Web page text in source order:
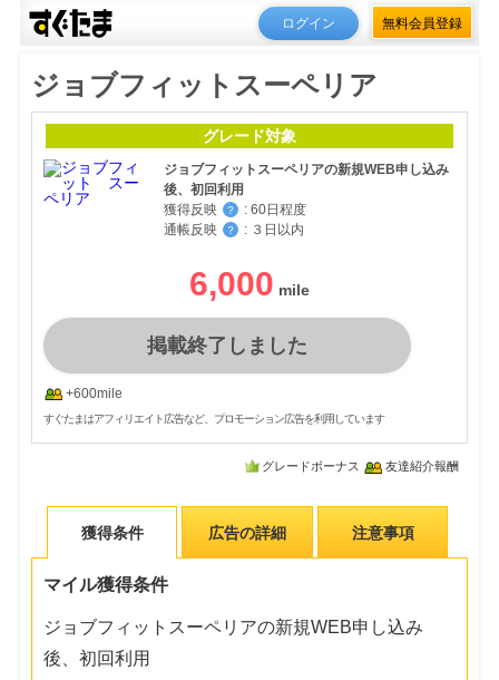
ログイン 無料会員登録
ジョブフィットスーペリア
グレード対象
ジョブフィットスーペリアの新規WEB申し込み
後、初回利用
獲得反映
？ : 60日程度
通帳反映
？ : ３日以内
6,000
掲載終了しました
+600mile
すぐたまはアフィリエイト広告など、プロモーション広告を利用しています
グレードボーナス 友達紹介報酬
獲得条件 広告の詳細 注意事項
マイル獲得条件
ジョブフィットスーペリアの新規WEB申し込み
後、初回利用